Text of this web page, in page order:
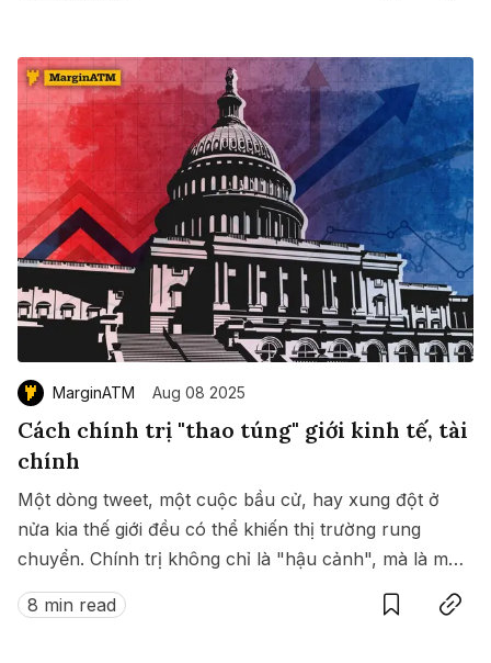
MarginATM Aug 08 2025
Cách chính trị "thao túng" giới kinh tế, tài
chính
Một dòng tweet, một cuộc bầu cử, hay xung đột ở
nửa kia thế giới đều có thể khiến thị trường rung
chuyển. Chính trị không chỉ là "hậu cảnh", mà là một
bàn tay vô hình đang chi phối kinh tế toàn cầu.
8 min read
Save Copy link